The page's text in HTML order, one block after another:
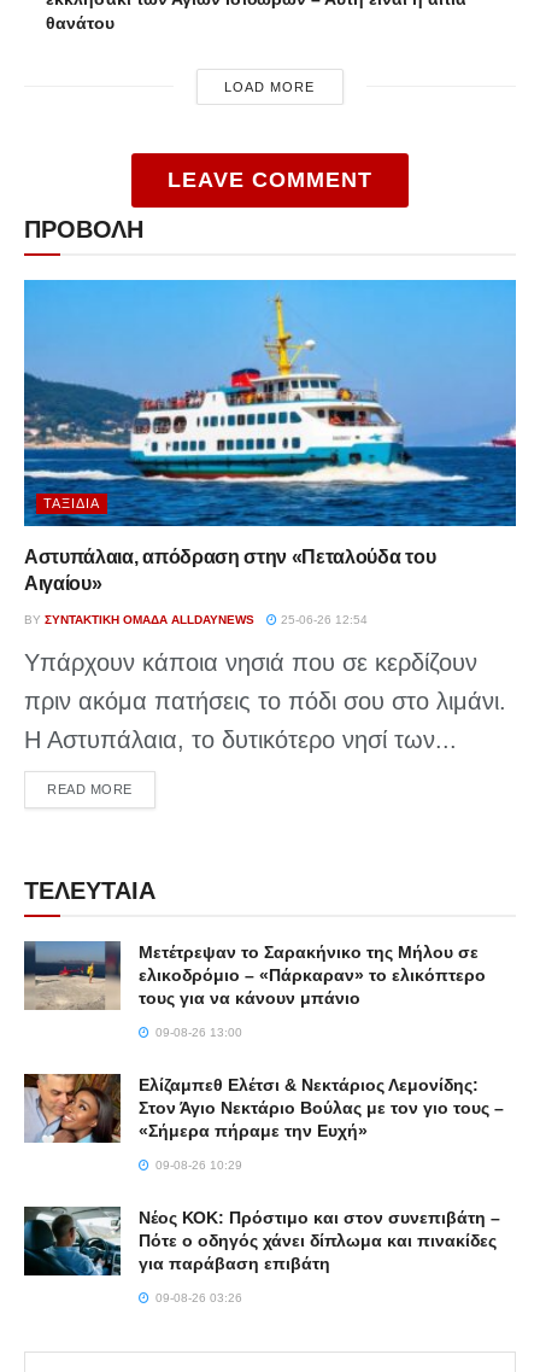
θανάτου
LOAD MORE
LEAVE COMMENT
ΠΡΟΒΟΛΗ
ΤΑΞΊΔΙΑ
Αστυπάλαια, απόδραση στην «Πεταλούδα του
Αιγαίου»
BY ΣΥΝΤΑΚΤΙΚΉ ΟΜΆΔΑ ALLDAYNEWS 25-06-26 12:54
Υπάρχουν κάποια νησιά που σε κερδίζουν
πριν ακόμα πατήσεις το πόδι σου στο λιμάνι.
Η Αστυπάλαια, το δυτικότερο νησί των...
READ MOREDETAILS
ΤΕΛΕΥΤΑΙΑ
Μετέτρεψαν το Σαρακήνικο της Μήλου σε
ελικοδρόμιο – «Πάρκαραν» το ελικόπτερο
τους για να κάνουν μπάνιο
09-08-26 13:00
Ελίζαμπεθ Ελέτσι & Νεκτάριος Λεμονίδης:
Στον Άγιο Νεκτάριο Βούλας με τον γιο τους –
«Σήμερα πήραμε την Ευχή»
09-08-26 10:29
Νέος ΚΟΚ: Πρόστιμο και στον συνεπιβάτη –
Πότε ο οδηγός χάνει δίπλωμα και πινακίδες
για παράβαση επιβάτη
09-08-26 03:26